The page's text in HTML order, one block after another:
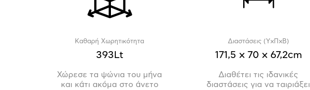
Καθαρή Χωρητικότητα
393Lt
Χώρεσε τα ψώνια του μήνα
και κάτι ακόμα στο άνετο
Διαστάσεις (ΥxΠxΒ)
171,5 x 70 x 67,2cm
Διαθέτει τις ιδανικές
διαστάσεις για να ταιριάξει